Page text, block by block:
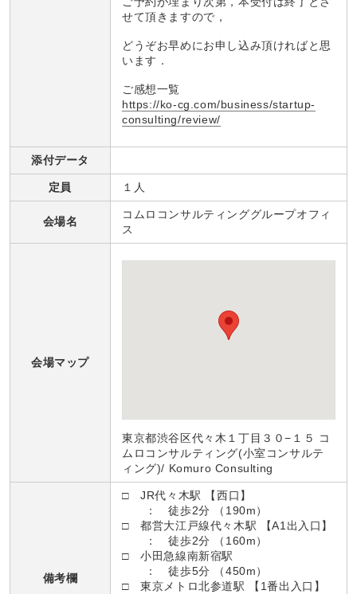
せて頂きますので，
どうぞお早めにお申し込み頂ければと思
います．
ご感想一覧
https://ko-cg.com/business/startup-
consulting/review/
添付データ
定員 １人
会場名
コムロコンサルティンググループオフィ
ス
会場マップ
東京都渋谷区代々木１丁目３０−１５ コ
ムロコンサルティング(小室コンサルテ
ィング)/ Komuro Consulting
備考欄
□ JR代々木駅 【西口】
： 徒歩2分 （190m）
□ 都営大江戸線代々木駅 【A1出入口】
： 徒歩2分 （160m）
□ 小田急線南新宿駅
： 徒歩5分 （450m）
□ 東京メトロ北参道駅 【1番出入口】